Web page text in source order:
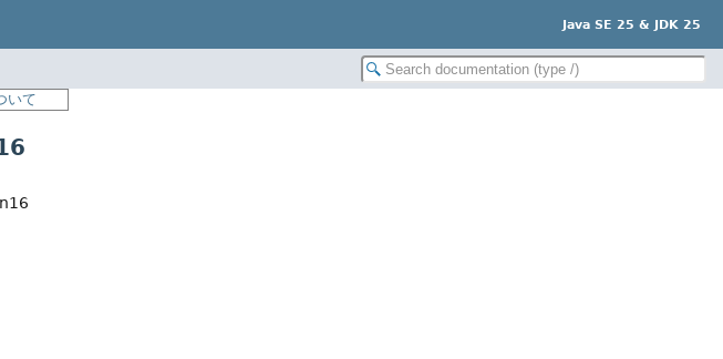
Java SE 25 & JDK 25
いて